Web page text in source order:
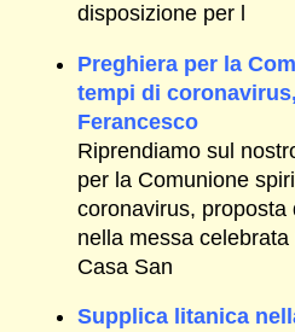
disposizione per l
Preghiera per la
tempi di
Ferancesco
Riprendiamo sul
per la Comunione
coronavirus,
nella messa
Casa San
Supplica litanica